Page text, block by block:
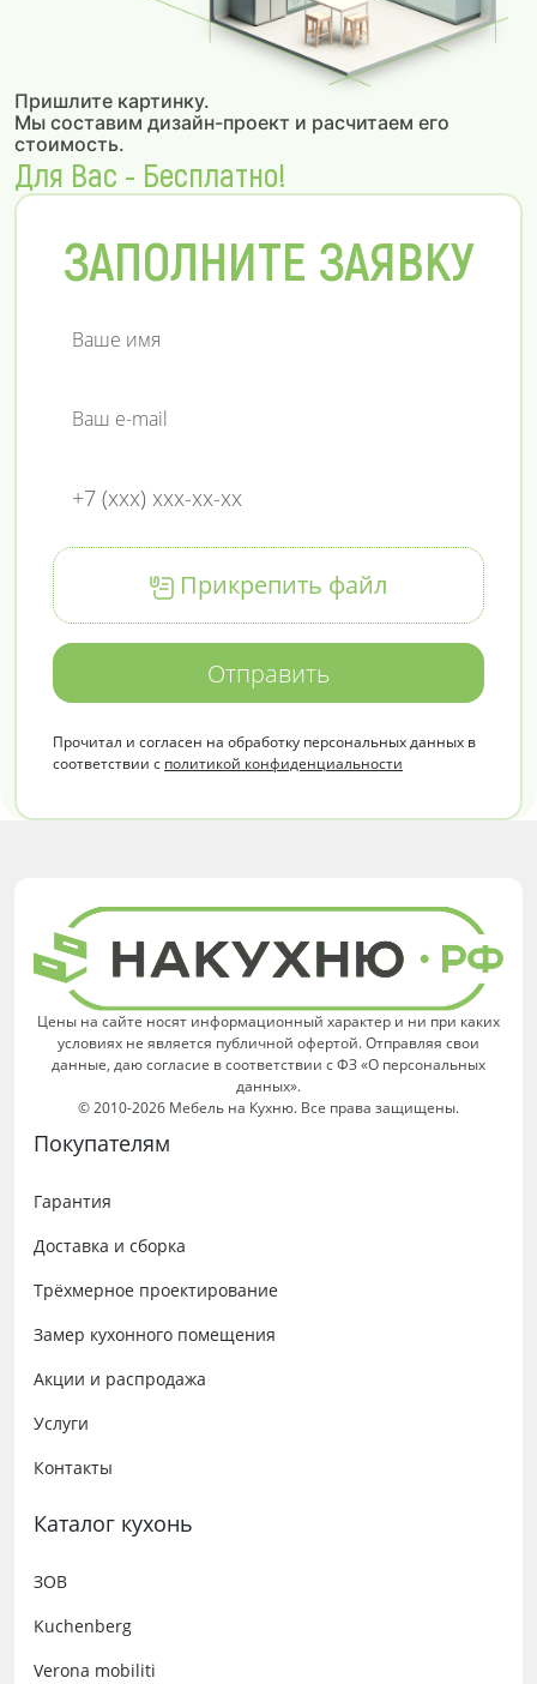
Пришлите картинку.
Мы составим дизайн-проект и расчитаем его
стоимость.
Для Вас - Бесплатно!
ЗАПОЛНИТЕ ЗАЯВКУ
Прикрепить файл
Отправить
Прочитал и согласен на обработку персональных данных в
соответствии с политикой конфиденциальности
Цены на сайте носят информационный характер и ни при каких
условиях не является публичной офертой. Отправляя свои
данные, даю согласие в соответствии с ФЗ «О персональных
данных».
© 2010-2026 Мебель на Кухню. Все права защищены.
Покупателям
Гарантия
Доставка и сборка
Трёхмерное проектирование
Замер кухонного помещения
Акции и распродажа
Услуги
Контакты
Каталог кухонь
ЗОВ
Kuchenberg
Verona mobiliti